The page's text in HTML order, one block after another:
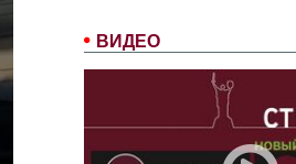
ВИДЕО